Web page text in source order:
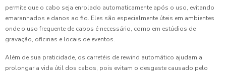
permite que o cabo seja enrolado automaticamente após o uso, evitando
emaranhados e danos ao fio. Eles são especialmente úteis em ambientes
onde o uso frequente de cabos é necessário, como em estúdios de
gravação, oficinas e locais de eventos.
Além de sua praticidade, os carretéis de rewind automático ajudam a
prolongar a vida útil dos cabos, pois evitam o desgaste causado pelo